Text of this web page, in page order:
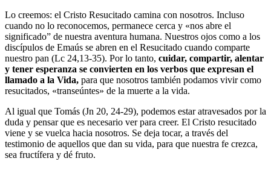
Lo creemos: el Cristo Resucitado camina con nosotros. Incluso
cuando no lo reconocemos, permanece cerca y «nos abre el
significado” de nuestra aventura humana. Nuestros ojos como a los
discípulos de Emaús se abren en el Resucitado cuando comparte
nuestro pan (Lc 24,13-35). Por lo tanto, cuidar, compartir, alentar
y tener esperanza se convierten en los verbos que expresan el
llamado a la Vida, para que nosotros también podamos vivir como
resucitados, «transeúntes» de la muerte a la vida.
Al igual que Tomás (Jn 20, 24-29), podemos estar atravesados por la
duda y pensar que es necesario ver para creer. El Cristo resucitado
viene y se vuelca hacia nosotros. Se deja tocar, a través del
testimonio de aquellos que dan su vida, para que nuestra fe crezca,
sea fructífera y dé fruto.